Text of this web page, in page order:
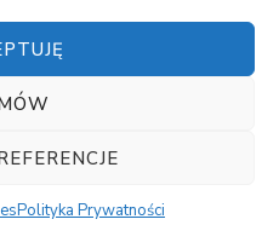
Polityka Prywatności
||Vilva | Stworzony przez
WordPress